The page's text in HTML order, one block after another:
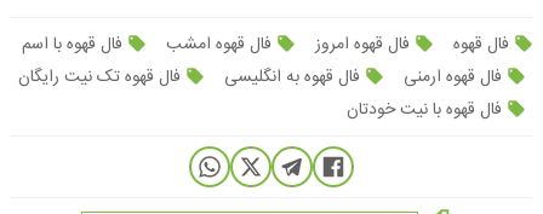
فال قهوه فال قهوه امروز فال قهوه امشب
فال قهوه با اسم
فال قهوه ارمنی
فال قهوه به انگلیسی
فال قهوه تک نیت رایگان
فال قهوه با نیت خودتان